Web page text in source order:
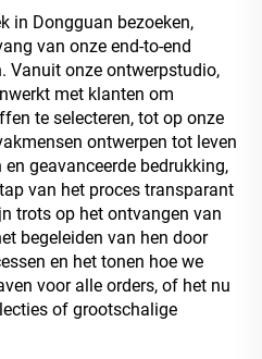
in Dongguan bezoeken,
van onze end-to-end
Vanuit onze ontwerpstudio,
met klanten om
te selecteren, tot op onze
ontwerpen tot leven
geavanceerde bedrukking,
van het proces transparant
trots op het ontvangen van
begeleiden van hen door
en het tonen hoe we
voor alle orders, of het nu
of grootschalige